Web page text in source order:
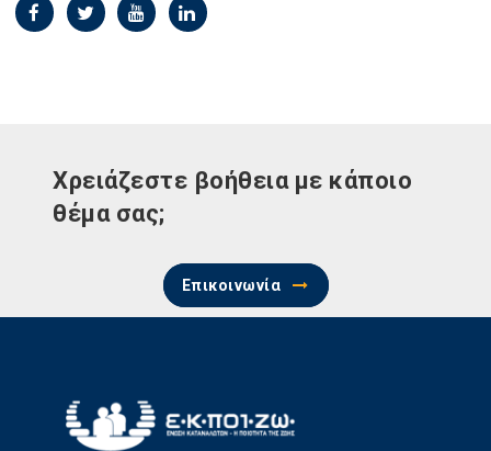
Χρειάζεστε βοήθεια με κάποιο
θέμα σας;
Επικοινωνία